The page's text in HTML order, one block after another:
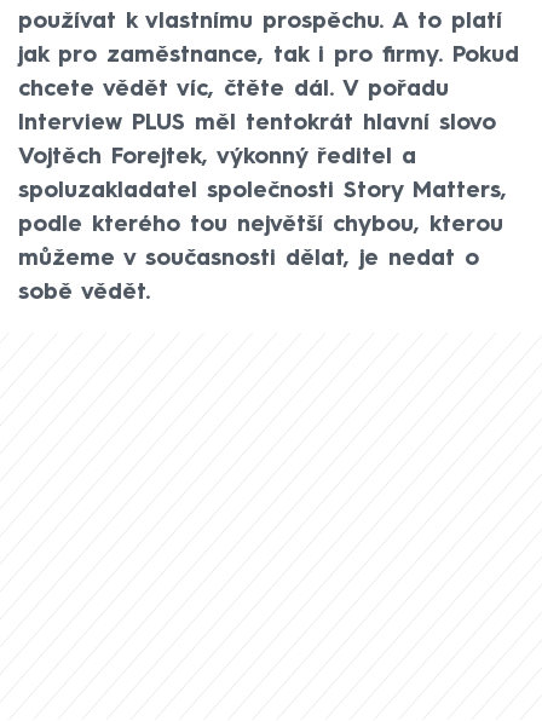
používat k vlastnímu prospěchu. A to platí
jak pro zaměstnance, tak i pro firmy. Pokud
chcete vědět víc, čtěte dál. V pořadu
Interview PLUS měl tentokrát hlavní slovo
Vojtěch Forejtek, výkonný ředitel a
spoluzakladatel společnosti Story Matters,
podle kterého tou největší chybou, kterou
můžeme v současnosti dělat, je nedat o
sobě vědět.